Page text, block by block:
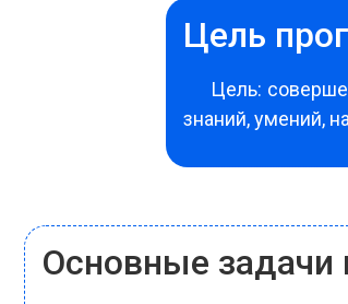
Цель
Цель:
знаний, умений,
Основные